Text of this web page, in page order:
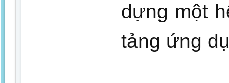
dựng một
tảng ứng